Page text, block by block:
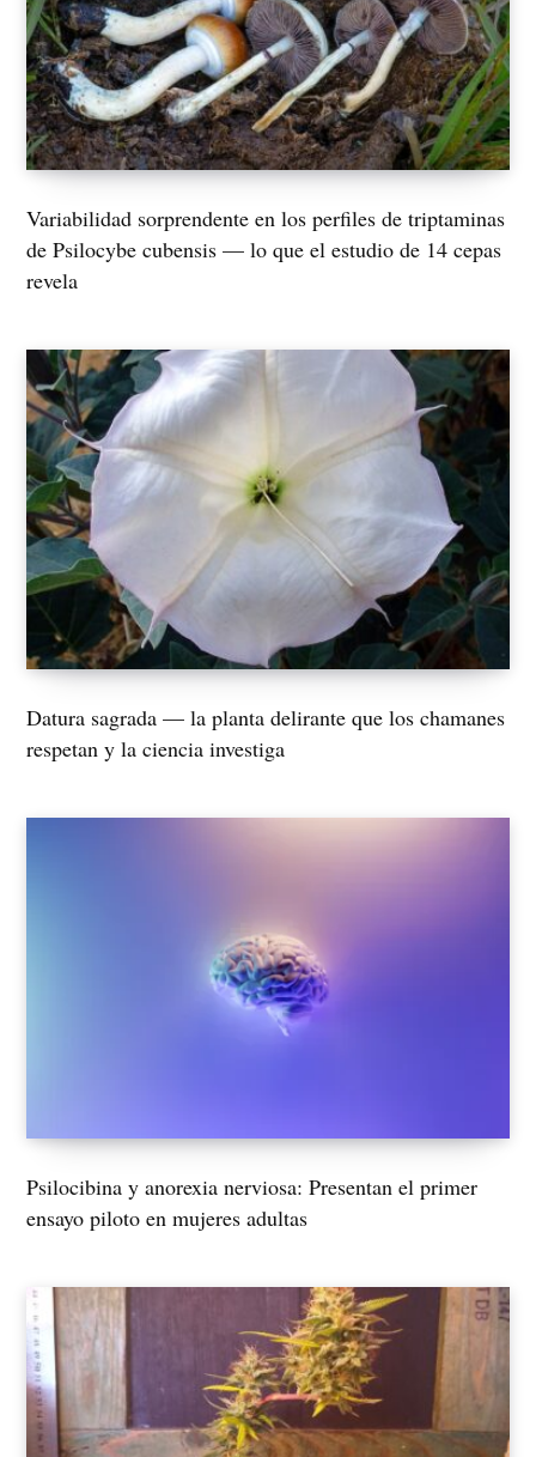
Variabilidad sorprendente en los perfiles de triptaminas
de Psilocybe cubensis — lo que el estudio de 14 cepas
revela
Datura sagrada — la planta delirante que los chamanes
respetan y la ciencia investiga
Psilocibina y anorexia nerviosa: Presentan el primer
ensayo piloto en mujeres adultas